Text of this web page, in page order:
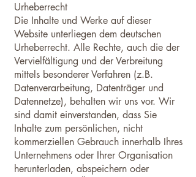
Urheberrecht
Die Inhalte und Werke auf dieser
Website unterliegen dem deutschen
Urheberrecht. Alle Rechte, auch die der
Vervielfältigung und der Verbreitung
mittels besonderer Verfahren (z.B.
Datenverarbeitung, Datenträger und
Datennetze), behalten wir uns vor. Wir
sind damit einverstanden, dass Sie
Inhalte zum persönlichen, nicht
kommerziellen Gebrauch innerhalb Ihres
Unternehmens oder Ihrer Organisation
herunterladen, abspeichern oder